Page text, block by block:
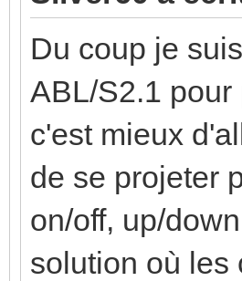
Du coup je
ABL/S2.1 pour
c'est mieux
de se projeter
on/off, up/
solution où les